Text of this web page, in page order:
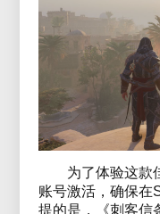
为了体验这款
账号激活，确保在
提的是，《刺客信